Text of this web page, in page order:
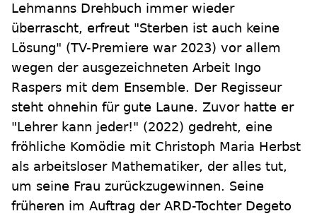
Lehmanns Drehbuch immer wieder
überrascht, erfreut "Sterben ist auch keine
Lösung" (TV-Premiere war 2023) vor allem
wegen der ausgezeichneten Arbeit Ingo
Raspers mit dem Ensemble. Der Regisseur
steht ohnehin für gute Laune. Zuvor hatte er
"Lehrer kann jeder!" (2022) gedreht, eine
fröhliche Komödie mit Christoph Maria Herbst
als arbeitsloser Mathematiker, der alles tut,
um seine Frau zurückzugewinnen. Seine
früheren im Auftrag der ARD-Tochter Degeto